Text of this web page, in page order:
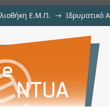
Ε.Μ.Π. → Ιδρυματικό
της